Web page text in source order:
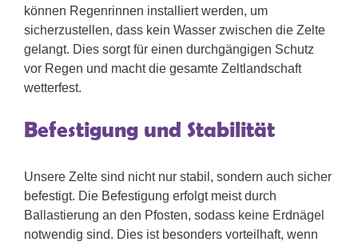
können Regenrinnen installiert werden, um
sicherzustellen, dass kein Wasser zwischen die Zelte
gelangt. Dies sorgt für einen durchgängigen Schutz
vor Regen und macht die gesamte Zeltlandschaft
wetterfest.
Befestigung und Stabilität
Unsere Zelte sind nicht nur stabil, sondern auch sicher
befestigt. Die Befestigung erfolgt meist durch
Ballastierung an den Pfosten, sodass keine Erdnägel
notwendig sind. Dies ist besonders vorteilhaft, wenn